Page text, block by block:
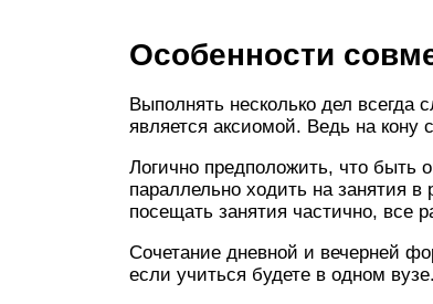
Особенности
Выполнять несколько дел
является аксиомой. Ведь на кону
Логично предположить, что быть
параллельно ходить на занятия
посещать занятия частично, все
Сочетание дневной и вечерней
если учиться будете в одном вузе.